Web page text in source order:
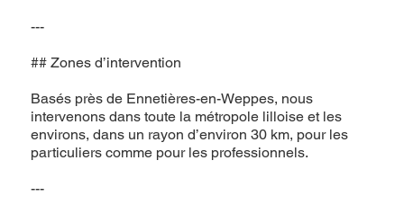
---
## Zones d’intervention
Basés près de Ennetières-en-Weppes, nous
intervenons dans toute la métropole lilloise et les
environs, dans un rayon d’environ 30 km, pour les
particuliers comme pour les professionnels.
---